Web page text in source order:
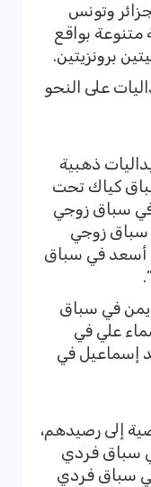
وتونس
18 ميدالية متنوعة بواقع
برونزيتين.
على النحو
ذهبية
كياك تحت
في سباق زوجي
سباق زوجي
أسعد في سباق
في سباق
23 سنة، أسماء علي في
إسماعيل في
إلى رصيدهم،
سباق فردي
في سباق فردي